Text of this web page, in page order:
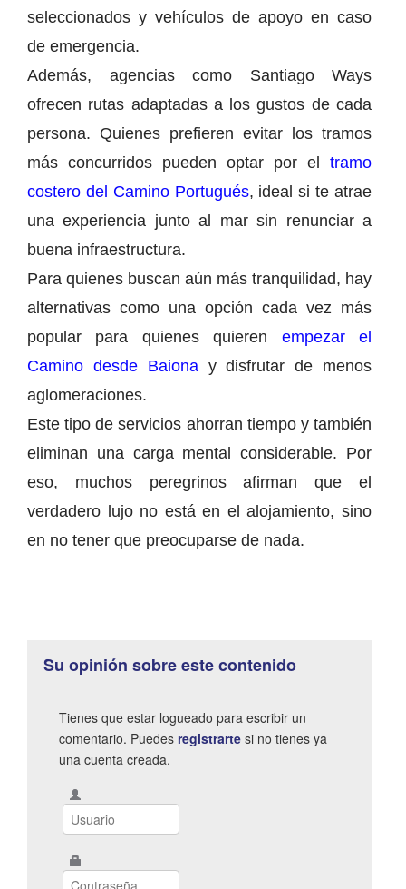
seleccionados y vehículos de apoyo en caso
de emergencia.
Además, agencias como Santiago Ways
ofrecen rutas adaptadas a los gustos de cada
persona. Quienes prefieren evitar los tramos
más concurridos pueden optar por el tramo
costero del Camino Portugués, ideal si te atrae
una experiencia junto al mar sin renunciar a
buena infraestructura.
Para quienes buscan aún más tranquilidad, hay
alternativas como una opción cada vez más
popular para quienes quieren empezar el
Camino desde Baionay disfrutar de menos
aglomeraciones.
Este tipo de servicios ahorran tiempo y también
eliminan una carga mental considerable. Por
eso, muchos peregrinos afirman que el
verdadero lujo no está en el alojamiento, sino
en no tener que preocuparse de nada.
Su opinión sobre este contenido
Tienes que estar logueado para escribir un
comentario. Puedes registrarte si no tienes ya
una cuenta creada.